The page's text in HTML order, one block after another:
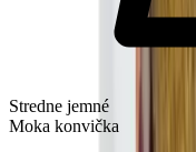
Stredne jemné
Moka konvička